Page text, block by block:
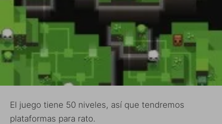
El juego tiene 50 niveles, así que tendremos
plataformas para rato.